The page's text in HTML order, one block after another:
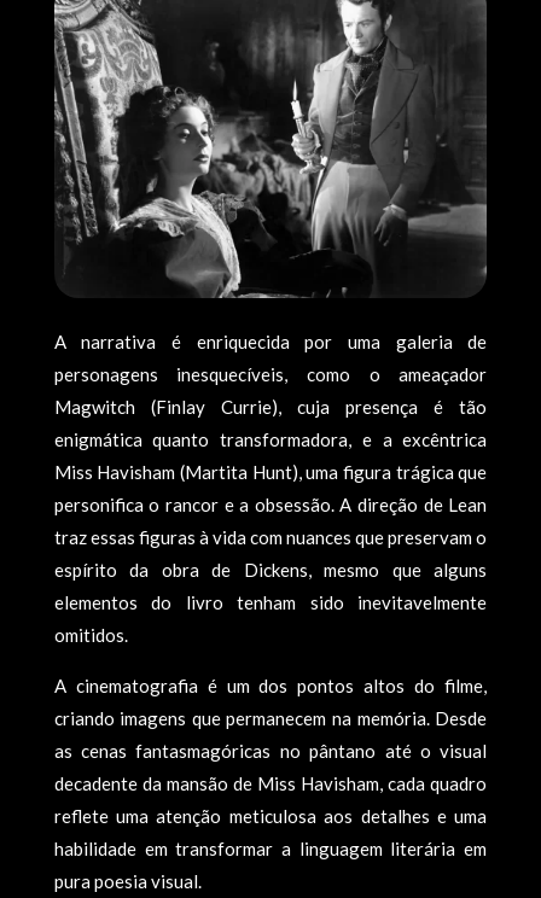
A narrativa é enriquecida por uma galeria de
personagens inesquecíveis, como o ameaçador
Magwitch (Finlay Currie), cuja presença é tão
enigmática quanto transformadora, e a excêntrica
Miss Havisham (Martita Hunt), uma figura trágica que
personifica o rancor e a obsessão. A direção de Lean
traz essas figuras à vida com nuances que preservam o
espírito da obra de Dickens, mesmo que alguns
elementos do livro tenham sido inevitavelmente
omitidos.
A cinematografia é um dos pontos altos do filme,
criando imagens que permanecem na memória. Desde
as cenas fantasmagóricas no pântano até o visual
decadente da mansão de Miss Havisham, cada quadro
reflete uma atenção meticulosa aos detalhes e uma
habilidade em transformar a linguagem literária em
pura poesia visual.